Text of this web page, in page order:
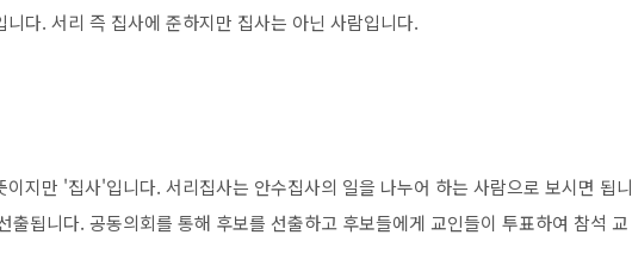
다. 서리 즉 집사에 준하지만 집사는 아닌 사람입니다.
지만 '집사'입니다. 서리집사는 안수집사의 일을 나누어 하는 사람으로 보시면 됩니
출됩니다. 공동의회를 통해 후보를 선출하고 후보들에게 교인들이 투표하여 참석 교